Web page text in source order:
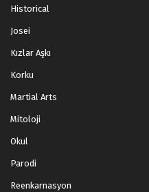
Historical
Josei
Kızlar Aşkı
Korku
Martial Arts
Mitoloji
Okul
Parodi
Reenkarnasyon